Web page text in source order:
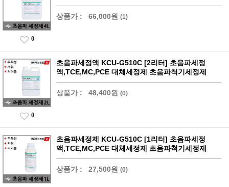
상품가 : 66,000원 (1)
0
초음파세정액 KCU-G510C [2리터] 초음파세정
액,TCE,MC,PCE 대체세정제 초음파척기세정제
상품가 : 48,400원 (0)
0
초음파세정제 KCU-G510C [1리터] 초음파세정
액,TCE,MC,PCE 대체세정제 초음파척기세정제
상품가 : 27,500원 (0)